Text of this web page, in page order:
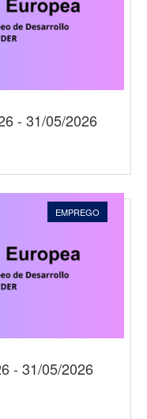
- 31/05/2026
EMPREGO
- 31/05/2026